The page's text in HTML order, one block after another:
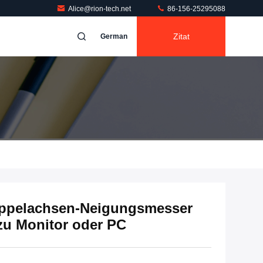
Alice@rion-tech.net 86-156-25295088
German Zitat
Neigungsmesser
Monitor oder PC